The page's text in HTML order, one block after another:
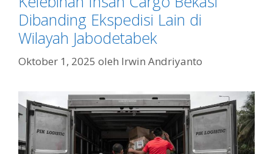
Dibanding Ekspedisi Lain di
Wilayah Jabodetabek
Oktober 1, 2025 oleh Irwin Andriyanto